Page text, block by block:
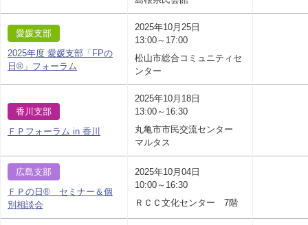
愛媛支部
2025年度 愛媛支部「FPの
日®」フォーラム
2025年10月25日
13:00～17:00
松山市総合コミュニティセ
ンター
香川支部
ＦＰフォーラム in 香川
2025年10月18日
13:00～16:30
丸亀市市民交流センター
マルタス
広島支部
ＦＰの日® セミナー＆個
別相談会
2025年10月04日
10:00～16:30
ＲＣＣ文化センター 7階